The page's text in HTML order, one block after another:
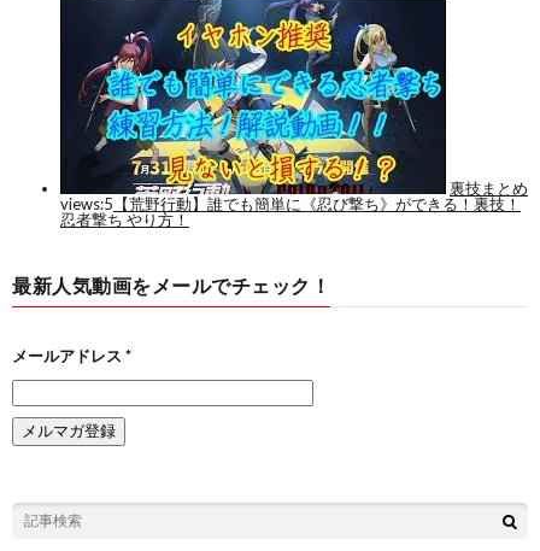
最新人気動画をメールでチェック！
メールアドレス *